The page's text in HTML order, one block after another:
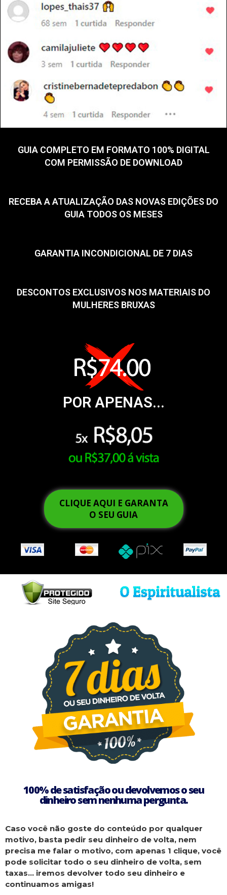
GUIA COMPLETO EM FORMATO 100% DIGITAL
COM PERMISSÃO DE DOWNLOAD
RECEBA A ATUALIZAÇÃO DAS NOVAS EDIÇÕES DO
GUIA TODOS OS MESES
GARANTIA INCONDICIONAL DE 7 DIAS
DESCONTOS EXCLUSIVOS NOS MATERIAIS DO
MULHERES BRUXAS
POR APENAS...
CLIQUE AQUI E GARANTA
O SEU GUIA
100% de satisfação ou devolvemos o seu
dinheiro sem nenhuma pergunta.
Caso você não goste do conteúdo por qualquer
motivo, basta pedir seu dinheiro de volta, nem
precisa me falar o motivo, com apenas 1 clique, você
pode solicitar todo o seu dinheiro de volta, sem
taxas… iremos devolver todo seu dinheiro e
continuamos amigas!